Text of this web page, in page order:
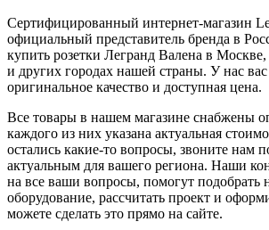
Сертифицированный интернет-магазин
официальный представитель бренда в
купить розетки Легранд Валена в
и других городах нашей страны. У нас
оригинальное качество и доступная цена.
Все товары в нашем магазине снабжены
каждого из них указана актуальная
остались какие-то вопросы, звоните нам
актуальным для вашего региона. Наши
на все ваши вопросы, помогут подобрать
оборудование, рассчитать проект и
можете сделать это прямо на сайте.